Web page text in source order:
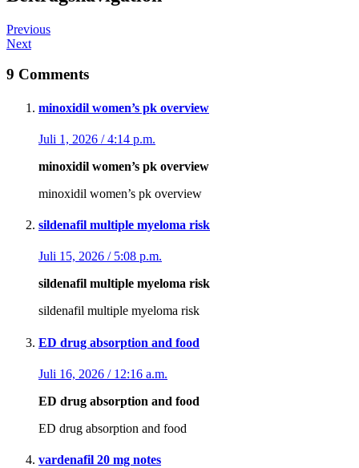
Previous
Next
9 Comments
minoxidil women’s pk overview
Juli 1, 2026 / 4:14 p.m.
minoxidil women’s pk overview
minoxidil women’s pk overview
sildenafil multiple myeloma risk
Juli 15, 2026 / 5:08 p.m.
sildenafil multiple myeloma risk
sildenafil multiple myeloma risk
ED drug absorption and food
Juli 16, 2026 / 12:16 a.m.
ED drug absorption and food
ED drug absorption and food
vardenafil 20 mg notes